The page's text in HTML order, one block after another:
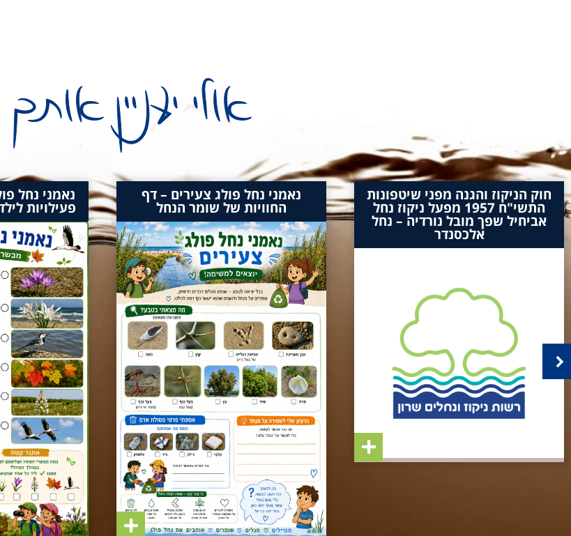
חוק הניקוז והגנה מפני שיטפונות
התשי"ח 1957 מפעל ניקוז נחל
אביחיל שפך מובל נורדיה – נחל
אלכסנדר
נאמני נחל פולג צעירים – דף
החוויות של שומר הנחל
נאמני נחל
פעילויות